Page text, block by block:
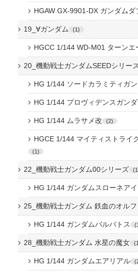
HGAW GX-9901-DX ガンダムダ
19_∀ガンダム 1
HGCC 1/144 WD-M01 ターンエ
20_機動戦士ガンダムSEEDシリー
HG 1/144 ソードカラミティガン
HG 1/144 プロヴィデンスガンダ
HG 1/144 ムラサメ改 2
HGCE 1/144 マイティストライ
1
22_機動戦士ガンダム00シリーズ 1
HG 1/144 ガンダムスローネア
25_機動戦士ガンダム 鉄血のオル
HG 1/144 ガンダムバルバトス 1
28_機動戦士ガンダム 水星の魔女
HG 1/144 ガンダムエアリアル